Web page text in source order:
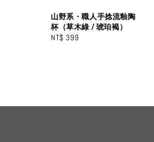
山野系・職人手捻流釉陶
杯（草木綠 / 琥珀褐）
Regular
NT$ 399